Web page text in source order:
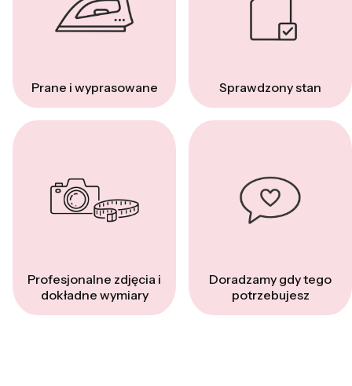
Prane i wyprasowane Sprawdzony stan
Profesjonalne zdjęcia i
dokładne wymiary
Doradzamy gdy tego
potrzebujesz